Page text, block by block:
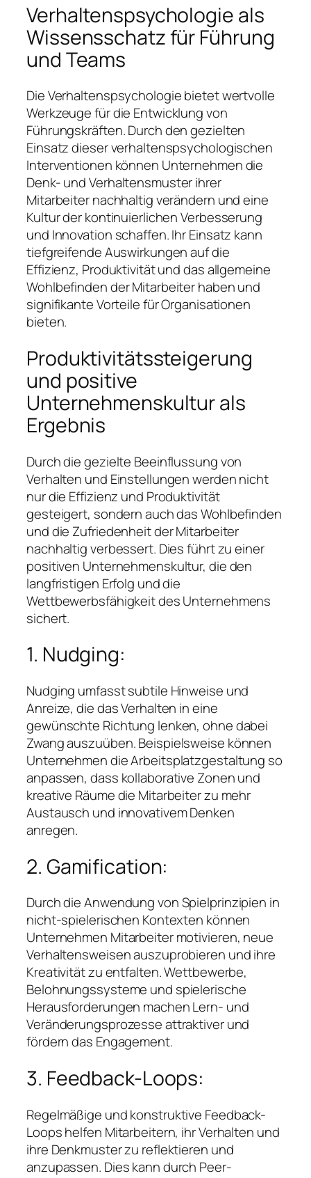
Verhaltenspsychologie als
Wissensschatz für Führung
und Teams
Die Verhaltenspsychologie bietet wertvolle
Werkzeuge für die Entwicklung von
Führungskräften. Durch den gezielten
Einsatz dieser verhaltenspsychologischen
Interventionen können Unternehmen die
Denk- und Verhaltensmuster ihrer
Mitarbeiter nachhaltig verändern und eine
Kultur der kontinuierlichen Verbesserung
und Innovation schaffen. Ihr Einsatz kann
tiefgreifende Auswirkungen auf die
Effizienz, Produktivität und das allgemeine
Wohlbefinden der Mitarbeiter haben und
signifikante Vorteile für Organisationen
bieten.
Produktivitätssteigerung
und positive
Unternehmenskultur als
Ergebnis
Durch die gezielte Beeinflussung von
Verhalten und Einstellungen werden nicht
nur die Effizienz und Produktivität
gesteigert, sondern auch das Wohlbefinden
und die Zufriedenheit der Mitarbeiter
nachhaltig verbessert. Dies führt zu einer
positiven Unternehmenskultur, die den
langfristigen Erfolg und die
Wettbewerbsfähigkeit des Unternehmens
sichert.
1. Nudging:
Nudging umfasst subtile Hinweise und
Anreize, die das Verhalten in eine
gewünschte Richtung lenken, ohne dabei
Zwang auszuüben. Beispielsweise können
Unternehmen die Arbeitsplatzgestaltung so
anpassen, dass kollaborative Zonen und
kreative Räume die Mitarbeiter zu mehr
Austausch und innovativem Denken
anregen.
2. Gamification:
Durch die Anwendung von Spielprinzipien in
nicht-spielerischen Kontexten können
Unternehmen Mitarbeiter motivieren, neue
Verhaltensweisen auszuprobieren und ihre
Kreativität zu entfalten. Wettbewerbe,
Belohnungssysteme und spielerische
Herausforderungen machen Lern- und
Veränderungsprozesse attraktiver und
fördern das Engagement.
3. Feedback-Loops:
Regelmäßige und konstruktive Feedback-
Loops helfen Mitarbeitern, ihr Verhalten und
ihre Denkmuster zu reflektieren und
anzupassen. Dies kann durch Peer-